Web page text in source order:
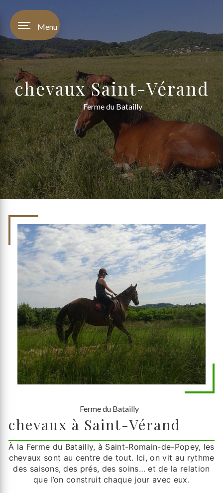
Menu
chevaux Saint-Vérand
Ferme du Batailly
Ferme du Batailly
chevaux à Saint-Vérand
À la Ferme du Batailly, à Saint-Romain-de-Popey, les
chevaux sont au centre de tout. Ici, on vit au rythme
des saisons, des prés, des soins… et de la relation
que l’on construit chaque jour avec eux.